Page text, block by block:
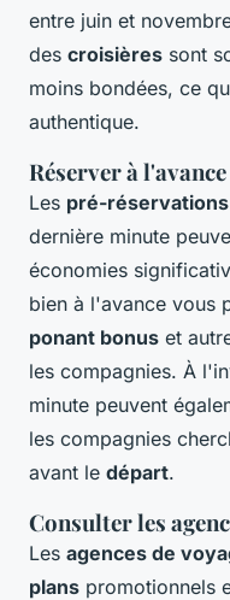
entre juin et
des croisières sont
moins bondées, ce
authentique.
Réserver à
Les pré-réservations
dernière minute
économies
bien à l'avance vous
ponant bonus et
les compagnies. À
minute peuvent
les compagnies
avant le départ.
Consulter les
Les agences de
plans promotionnels